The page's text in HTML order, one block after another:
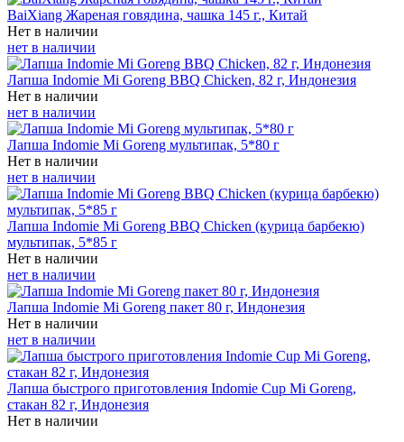
BaiXiang Жареная говядина, чашка 145 г., Китай
Нет в наличии
нет в наличии
Лапша Indomie Mi Goreng BBQ Chicken, 82 г, Индонезия
Нет в наличии
нет в наличии
Лапша Indomie Mi Goreng мультипак, 5*80 г
Нет в наличии
нет в наличии
Лапша Indomie Mi Goreng BBQ Chicken (курица барбекю)
мультипак, 5*85 г
Нет в наличии
нет в наличии
Лапша Indomie Mi Goreng пакет 80 г, Индонезия
Нет в наличии
нет в наличии
Лапша быстрого приготовления Indomie Cup Mi Goreng,
стакан 82 г, Индонезия
Нет в наличии